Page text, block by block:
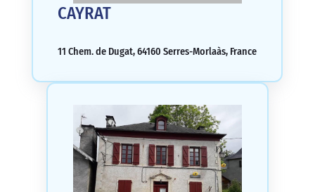
CAYRAT
11 Chem. de Dugat, 64160 Serres-Morlaàs, France